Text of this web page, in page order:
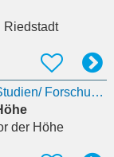
Prüfarzt/ärztin für klinische Studien/ Forschung gesucht (w/m/d)
der Höhe